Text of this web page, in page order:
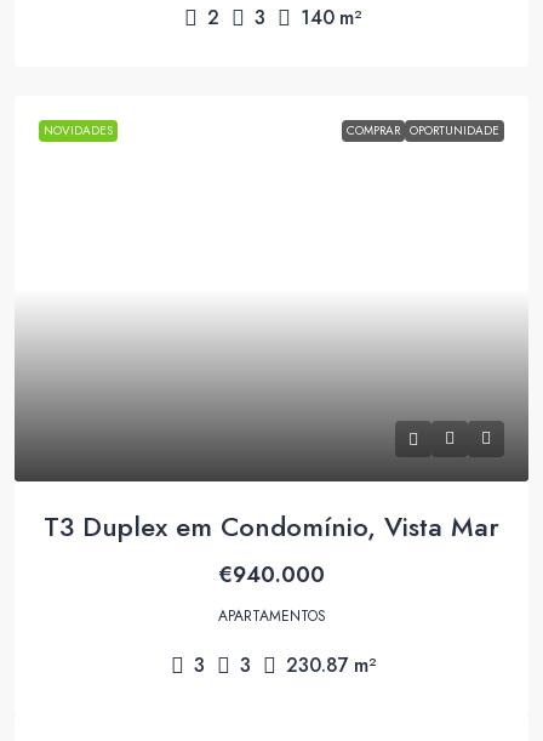
2 3 140 m²
NOVIDADES COMPRAR OPORTUNIDADE
T3 Duplex em Condomínio, Vista Mar
€940.000
APARTAMENTOS
3 3 230.87 m²